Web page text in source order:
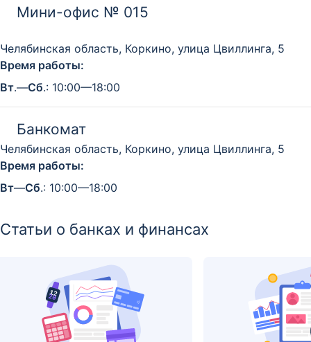
Мини-офис № 015
Челябинская область, Коркино, улица Цвиллинга, 5
Время работы:
Вт.—Сб.: 10:00—18:00
Банкомат
Челябинская область, Коркино, улица Цвиллинга, 5
Время работы:
Вт—Сб.: 10:00—18:00
Статьи о банках и финансах